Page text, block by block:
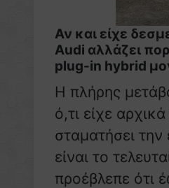
Αν και είχε
Audi αλλάζει
plug-in hybrid
Η πλήρης
ό,τι είχε
σταματήσει
είναι το
προέβλεπε ότι